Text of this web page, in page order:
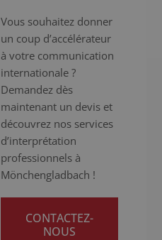
Vous souhaitez donner
un coup d’accélérateur
à votre communication
internationale ?
Demandez dès
maintenant un devis et
découvrez nos services
d’interprétation
professionnels à
Mönchengladbach !
CONTACTEZ-
NOUS